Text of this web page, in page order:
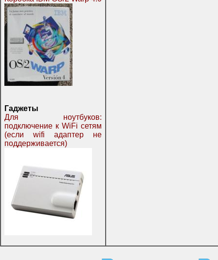
Гаджеты
Для ноутбуков:
подключение к WiFi сетям
(если wifi адаптер не
поддерживается)